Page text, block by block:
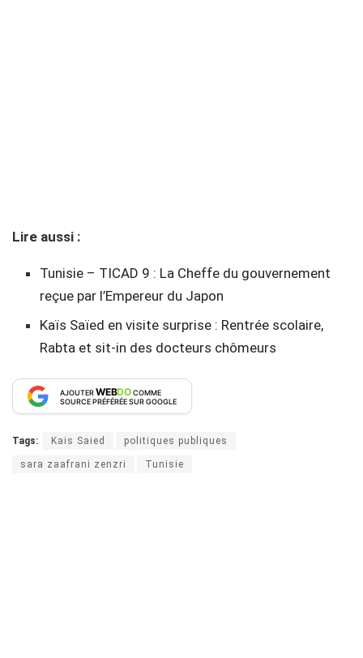
Lire aussi :
Tunisie – TICAD 9 : La Cheffe du gouvernement
reçue par l’Empereur du Japon
Kaïs Saïed en visite surprise : Rentrée scolaire,
Rabta et sit-in des docteurs chômeurs
AJOUTERWEBDOCOMME
SOURCE PRÉFÉRÉE SUR GOOGLE
Tags: Kais Saied politiques publiques
sara zaafrani zenzri Tunisie